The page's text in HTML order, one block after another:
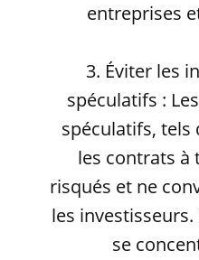
entreprises
3. Éviter les
spéculatifs :
spéculatifs, tels
les contrats à
risqués et ne
les
se